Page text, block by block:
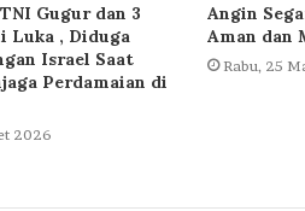
Gugur dan 3
Luka , Diduga
Israel Saat
Perdamaian di
2026
Angin
Aman dan
Rabu, 25